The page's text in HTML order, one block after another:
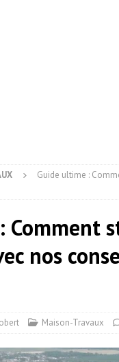
Guide ultime :
Comment
nos
Maison-Travaux